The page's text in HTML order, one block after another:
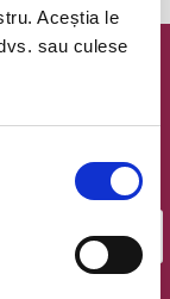
Aceștia le
sau culese